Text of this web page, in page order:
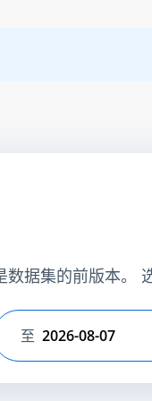
据集的前版本。
选择结束日期
至